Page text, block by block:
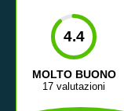
4.4
MOLTO BUONO
17 valutazioni